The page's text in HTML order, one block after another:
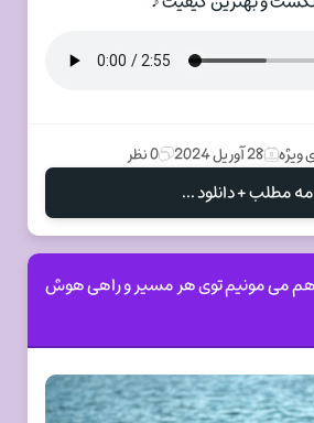
ویژه 28 آوریل 2024 0 نظر
مطلب + دانلود ...
هم می مونیم توی هر مسیر و راهی هوش